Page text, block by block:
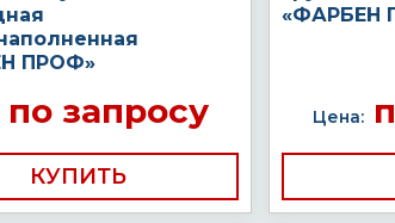
ПРОФ»
запросу
КУПИТЬ
«ФАРБЕН
Цена: